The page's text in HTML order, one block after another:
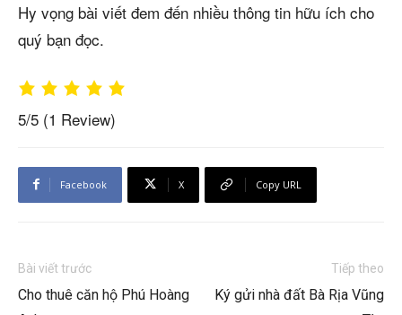
Hy vọng bài viết đem đến nhiều thông tin hữu ích cho
quý bạn đọc.
5/5 (1 Review)
Facebook X Copy URL
Bài viết trước
Cho thuê căn hộ Phú Hoàng
Tiếp theo
Ký gửi nhà đất Bà Rịa Vũng